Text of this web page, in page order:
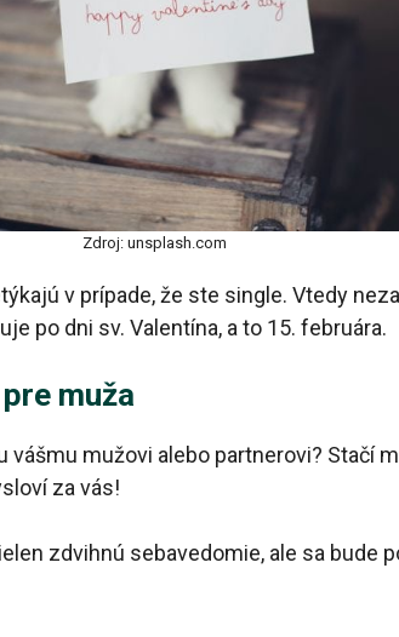
Zdroj: unsplash.com
v prípade, že ste single. Vtedy
po dni sv. Valentína, a to 15. februára.
muža
vášmu mužovi alebo partnerovi? Stačí
za vás!
zdvihnú sebavedomie, ale sa bude